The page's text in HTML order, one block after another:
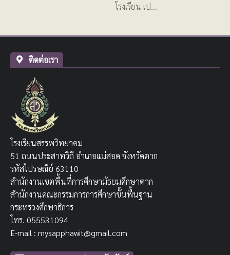
โรงเรียน เป…
ติดต่อเรา
โรงเรียนสรรพวิทยาคม
51 ถนนประสาทวิถี อำเภอแม่สอด จังหวัดตาก
รหัสไปรษณีย์ 63110
สำนักงานเขตพื้นที่การศึกษามัธยมศึกษาตาก
สำนักงานคณะกรรมการการศึกษาขั้นพื้นฐาน
กระทรวงศึกษาธิการ
โทร. 055531094
E-mail : mysapphawit@gmail.com